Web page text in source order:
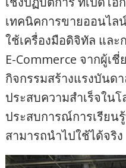
เทคนิคการขายออนไล
ใช้เครื่องมือดิจิทัล แล
E-Commerce จากผู้เ
กิจกรรมสร้างแรงบันด
ประสบความสำเร็จใน
ประสบการณ์การเรียน
สามารถนำไปใช้ได้จริง